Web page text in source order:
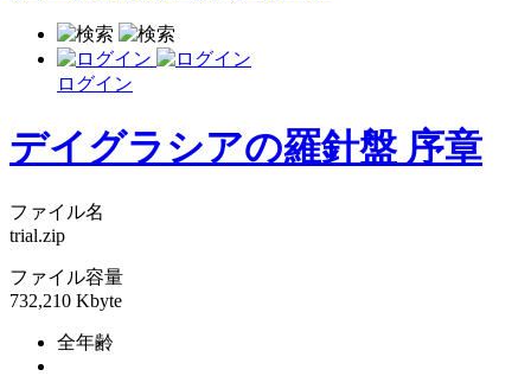
ログイン
デイグラシアの羅針盤 序章
ファイル名
trial.zip
ファイル容量
732,210 Kbyte
全年齢